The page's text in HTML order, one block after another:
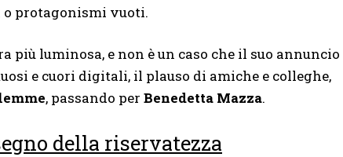
protagonismi vuoti.
più luminosa, e non è un caso che il suo annuncio
e cuori digitali, il plauso di amiche e colleghe,
, passando per Benedetta Mazza.
della riservatezza